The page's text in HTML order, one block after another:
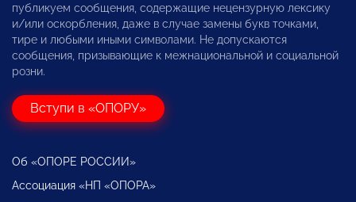
публикуем сообщения, содержащие нецензурную лексику
и/или оскорбления, даже в случае замены букв точками,
тире и любыми иными символами. Не допускаются
сообщения, призывающие к межнациональной и социальной
розни.
Вступи в «ОПОРУ»
Об «ОПОРЕ РОССИИ»
Ассоциация «НП «ОПОРА»